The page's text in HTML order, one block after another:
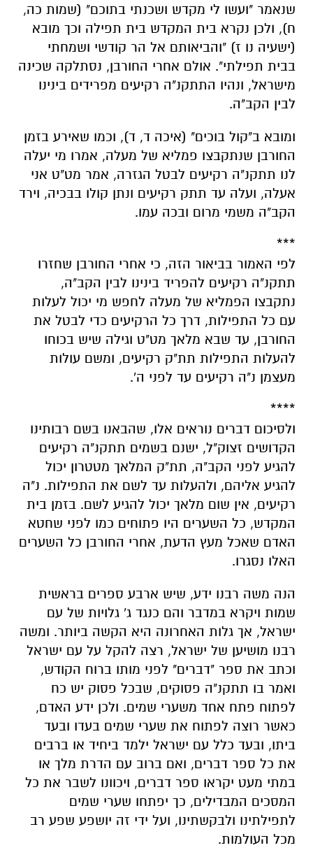
שנאמר "ועשו לי מקדש ושכנתי בתוכם" (שמות כה,
ח), ולכן נקרא בית המקדש בית תפילה וכך מובא
(ישעיה נו ז) "והביאותם אל הר קודשי ושמחתי
בבית תפילתי". אולם אחרי החורבן, נסתלקה שכינה
מישראל, ונהיו התתקנ"ה רקיעים מפרידים בינינו
לבין הקב"ה.
ומובא ב"קול בוכים" (איכה ד, ד), וכמו שאירע בזמן
החורבן שנתקבצו פמליא של מעלה, אמרו מי יעלה
לנו תתקנ"ה רקיעים לבטל הגזרה, אמר מט"ט אני
אעלה, ועלה עד תתק רקיעים ונתן קולו בבכיה, וירד
הקב"ה משמי מרום ובכה עמו.
***
לפי האמור בביאור הזה, כי אחרי החורבן שחזרו
תתקנ"ה רקיעים להפריד בינינו לבין הקב"ה,
נתקבצו הפמליא של מעלה לחפש מי יכול לעלות
עם כל התפילות, דרך כל הרקיעים כדי לבטל את
החורבן, עד שבא מלאך מט"ט וגילה שיש בכוחו
להעלות התפילות תת"ק רקיעים, ומשם עולות
מעצמן נ"ה רקיעים עד לפני ה'.
****
ולסיכום דברים נוראים אלו, שהבאנו בשם רבותינו
הקדושים זצוק"ל, ישנם בשמים תתקנ"ה רקיעים
להגיע לפני הקב"ה, תת"ק המלאך מטטרון יכול
להגיע אליהם, ולהעלות עד לשם את התפילות. נ"ה
רקיעים, אין שום מלאך יכול להגיע לשם. בזמן בית
המקדש, כל השערים היו פתוחים כמו לפני שחטא
האדם שאכל מעץ הדעת, אחרי החורבן כל השערים
האלו נסגרו.
הנה משה רבנו ידע, שיש ארבע ספרים בראשית
שמות ויקרא במדבר והם כנגד ג' גלויות של עם
ישראל, אך גלות האחרונה היא הקשה ביותר. ומשה
רבנו מושיען של ישראל, רצה להקל על עם ישראל
וכתב את ספר "דברים" לפני מותו ברוח הקודש,
ואמר בו תתקנ"ה פסוקים, שבכל פסוק יש כח
לפתוח פתח אחד משערי שמים. ולכן ידע האדם,
כאשר רוצה לפתוח את שערי שמים בעדו ובעד
ביתו, ובעד כלל עם ישראל ילמד ביחיד או ברבים
את כל ספר דברים, ואם ברוב עם הדרת מלך או
במתי מעט יקראו ספר דברים, ויכוונו לשבר את כל
המסכים המבדילים, כך יפתחו שערי שמים
לתפילתינו ולבקשתינו, ועל ידי זה יושפע שפע רב
מכל העולמות.